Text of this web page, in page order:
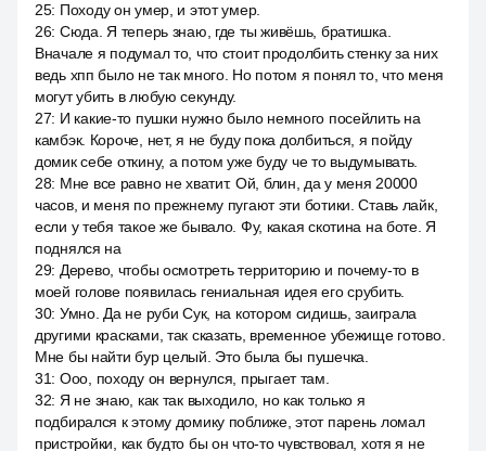
25: Походу он умер, и этот умер.
26: Сюда. Я теперь знаю, где ты живёшь, братишка.
Вначале я подумал то, что стоит продолбить стенку за них
ведь хпп было не так много. Но потом я понял то, что меня
могут убить в любую секунду.
27: И какие-то пушки нужно было немного посейлить на
камбэк. Короче, нет, я не буду пока долбиться, я пойду
домик себе откину, а потом уже буду че то выдумывать.
28: Мне все равно не хватит. Ой, блин, да у меня 20000
часов, и меня по прежнему пугают эти ботики. Ставь лайк,
если у тебя такое же бывало. Фу, какая скотина на боте. Я
поднялся на
29: Дерево, чтобы осмотреть территорию и почему-то в
моей голове появилась гениальная идея его срубить.
30: Умно. Да не руби Сук, на котором сидишь, заиграла
другими красками, так сказать, временное убежище готово.
Мне бы найти бур целый. Это была бы пушечка.
31: Ооо, походу он вернулся, прыгает там.
32: Я не знаю, как так выходило, но как только я
подбирался к этому домику поближе, этот парень ломал
пристройки, как будто бы он что-то чувствовал, хотя я не